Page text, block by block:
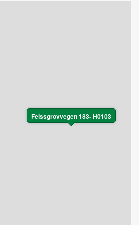
Feissgrovvegen 183- H0103